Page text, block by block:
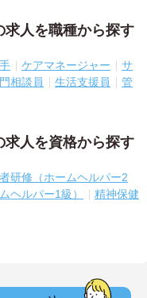
人を職種から探す
ケアマネージャー
サ
相談員 生活支援員
管
人を資格から探す
研修（ホームヘルパー2
ヘルパー1級）
精神保健